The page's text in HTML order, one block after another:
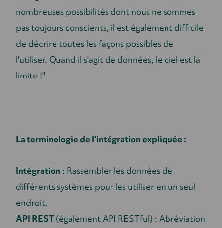
nombreuses possibilités dont nous ne sommes
pas toujours conscients, il est également difficile
de décrire toutes les façons possibles de
l'utiliser. Quand il s'agit de données, le ciel est la
limite !"
La terminologie de l'intégration expliquée :
Intégration : Rassembler les données de
différents systèmes pour les utiliser en un seul
endroit.
API REST (également API RESTful) : Abréviation